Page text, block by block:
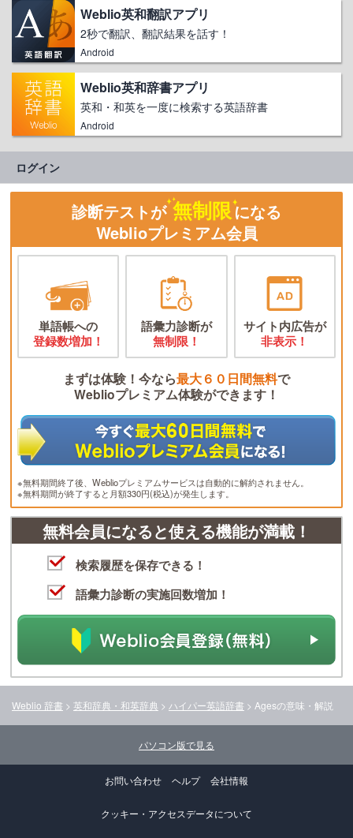
Weblio英和翻訳アプリ
2秒で翻訳、翻訳結果を話す！
Android
Weblio英和辞書アプリ
英和・和英を一度に検索する英語辞書
Android
ログイン
診断テストが 無制限になる
Weblioプレミアム会員
単語帳への
登録数増加！
語彙力診断が
無制限！
サイト内広告が
非表示！
まずは体験！今なら最大６０日間無料で
Weblioプレミアム体験ができます！
※無料期間終了後、Weblioプレミアムサービスは自動的に解約されません。
※無料期間が終了すると月額330円(税込)が発生します。
無料会員になると使える機能が満載！
検索履歴を保存できる！
語彙力診断の実施回数増加！
Weblio 辞書 > 英和辞典・和英辞典 > ハイパー英語辞書 > Agesの意味・解説
パソコン版で見る
お問い合わせ ヘルプ 会社情報
クッキー・アクセスデータについて